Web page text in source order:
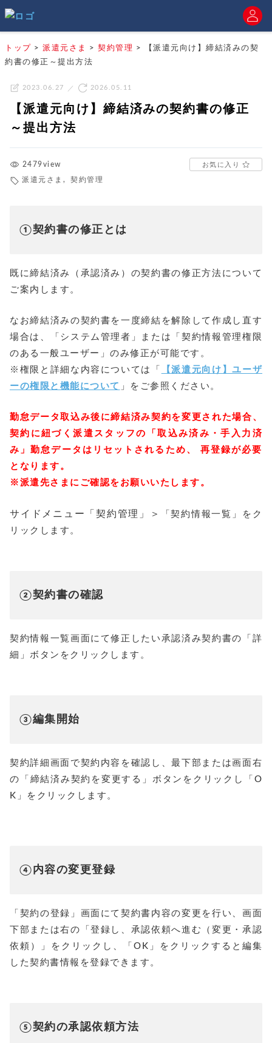
トップ > 派遣元さま > 契約管理 >
【派遣元向け】締結済みの契
約書の修正～提出方法
2023.06.27 2026.05.11
【派遣元向け】締結済みの契約書の修正
～提出方法
2479view
派遣元さま , 契約管理
お気に入り
①契約書の修正とは
既に締結済み（承認済み）の契約書の修正方法について
ご案内します。
なお締結済みの契約書を一度締結を解除して作成し直す
場合は、「システム管理者」または「契約情報管理権限
のある一般ユーザー」のみ修正が可能です。
※権限と詳細な内容については「
【派遣元向け】ユーザ
ーの権限と機能について 」をご参照ください。
勤怠データ取込み後に締結済み契約を変更された場合、
契約に紐づく派遣スタッフの「取込み済み・手入力済
み」勤怠データはリセットされるため、 再登録が必要
となります。
※派遣先さまにご確認をお願いいたします。
サイドメニュー「契約管理」＞
「契約情報一覧」をク
リックします。
②契約書の確認
契約情報一覧画面にて修正したい承認済み契約書の「詳
細」ボタンをクリックします。
③編集開始
契約詳細画面で契約内容を確認し、最下部または画面右
の「締結済み契約を変更する」ボタンをクリックし「O
K」をクリックします。
④内容の変更登録
「契約の登録」画面にて契約書内容の変更を行い、画面
下部または右の「登録し、承認依頼へ進む（変更・承認
依頼）」をクリックし、「OK」をクリックすると編集
した契約書情報を登録できます。
⑤契約の承認依頼方法